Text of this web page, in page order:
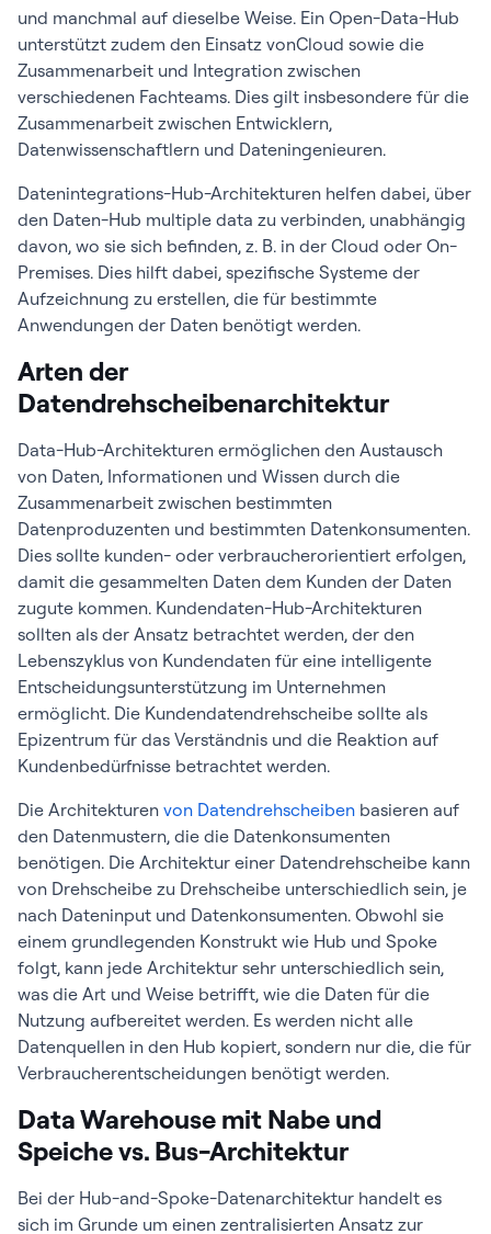
und manchmal auf dieselbe Weise. Ein Open-Data-Hub
unterstützt zudem den Einsatz vonCloud sowie die
Zusammenarbeit und Integration zwischen
verschiedenen Fachteams. Dies gilt insbesondere für die
Zusammenarbeit zwischen Entwicklern,
Datenwissenschaftlern und Dateningenieuren.
Datenintegrations-Hub-Architekturen helfen dabei, über
den Daten-Hub multiple data zu verbinden, unabhängig
davon, wo sie sich befinden, z. B. in der Cloud oder On-
Premises. Dies hilft dabei, spezifische Systeme der
Aufzeichnung zu erstellen, die für bestimmte
Anwendungen der Daten benötigt werden.
Arten der
Datendrehscheibenarchitektur
Data-Hub-Architekturen ermöglichen den Austausch
von Daten, Informationen und Wissen durch die
Zusammenarbeit zwischen bestimmten
Datenproduzenten und bestimmten Datenkonsumenten.
Dies sollte kunden- oder verbraucherorientiert erfolgen,
damit die gesammelten Daten dem Kunden der Daten
zugute kommen. Kundendaten-Hub-Architekturen
sollten als der Ansatz betrachtet werden, der den
Lebenszyklus von Kundendaten für eine intelligente
Entscheidungsunterstützung im Unternehmen
ermöglicht. Die Kundendatendrehscheibe sollte als
Epizentrum für das Verständnis und die Reaktion auf
Kundenbedürfnisse betrachtet werden.
Die Architekturen von Datendrehscheiben basieren auf
den Datenmustern, die die Datenkonsumenten
benötigen. Die Architektur einer Datendrehscheibe kann
von Drehscheibe zu Drehscheibe unterschiedlich sein, je
nach Dateninput und Datenkonsumenten. Obwohl sie
einem grundlegenden Konstrukt wie Hub und Spoke
folgt, kann jede Architektur sehr unterschiedlich sein,
was die Art und Weise betrifft, wie die Daten für die
Nutzung aufbereitet werden. Es werden nicht alle
Datenquellen in den Hub kopiert, sondern nur die, die für
Verbraucherentscheidungen benötigt werden.
Data Warehouse mit Nabe und
Speiche vs. Bus-Architektur
Bei der Hub-and-Spoke-Datenarchitektur handelt es
sich im Grunde um einen zentralisierten Ansatz zur